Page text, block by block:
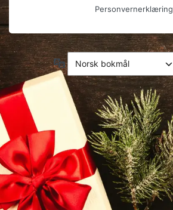
Personvernerklæring
Språk